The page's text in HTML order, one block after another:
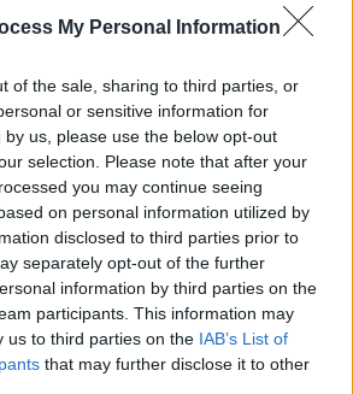
My Personal Information
of the sale, sharing to third parties, or
or sensitive information for
us, please use the below opt-out
selection. Please note that after your
you may continue seeing
on personal information utilized by
disclosed to third parties prior to
separately opt-out of the further
information by third parties on the
participants. This information may
us to third parties on the IAB’s List of
that may further disclose it to other
Mahboubi Salim/Artlasso.hu)